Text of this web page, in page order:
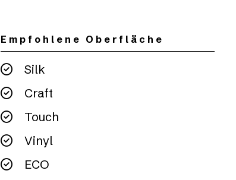
Empfohlene Oberfläche
Silk
Craft
Touch
Vinyl
ECO